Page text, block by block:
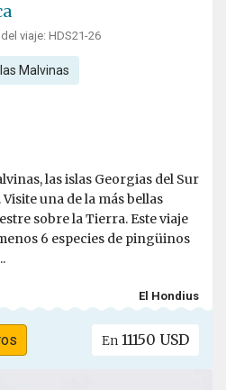
viaje: HDS21-26
Malvinas
las islas Georgias del Sur
una de la más bellas
sobre la Tierra. Este viaje
6 especies de pingüinos
El Hondius
En 11150 USD